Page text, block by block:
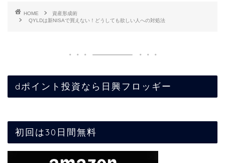
HOME
資産形成術
QYLDは新NISAで買えない！どうしても欲しい人への対処法
dポイント投資なら日興フロッギー
初回は30日間無料